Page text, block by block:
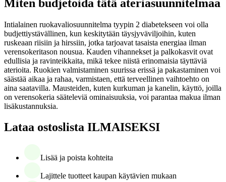
Miten budjetoida tätä ateriasuunnitelmaa
Intialainen ruokavaliosuunnitelma tyypin 2 diabetekseen voi olla
budjettiystävällinen, kun keskitytään täysjyväviljoihin, kuten
ruskeaan riisiin ja hirssiin, jotka tarjoavat tasaista energiaa ilman
verensokeritason nousua. Kauden vihannekset ja palkokasvit ovat
edullisia ja ravinteikkaita, mikä tekee niistä erinomaisia täyttäviä
aterioita. Ruokien valmistaminen suurissa erissä ja pakastaminen voi
säästää aikaa ja rahaa, varmistaen, että terveellinen vaihtoehto on
aina saatavilla. Mausteiden, kuten kurkuman ja kanelin, käyttö, joilla
on verensokeria sääteleviä ominaisuuksia, voi parantaa makua ilman
lisäkustannuksia.
Lataa ostoslista ILMAISEKSI
Lisää ja poista kohteita
Lajittele tuotteet kaupan käytävien mukaan